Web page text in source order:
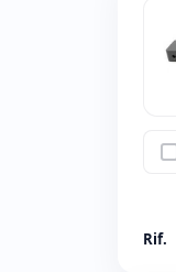
Rif.